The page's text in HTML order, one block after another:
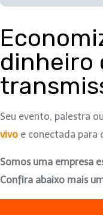
dinheiro
Seu evento, palestra
vivo e conectada para
Somos uma empresa
Confira abaixo mais